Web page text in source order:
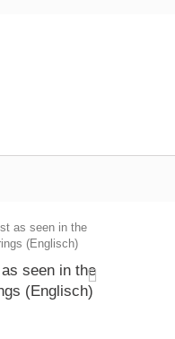
seen in the
(Englisch)